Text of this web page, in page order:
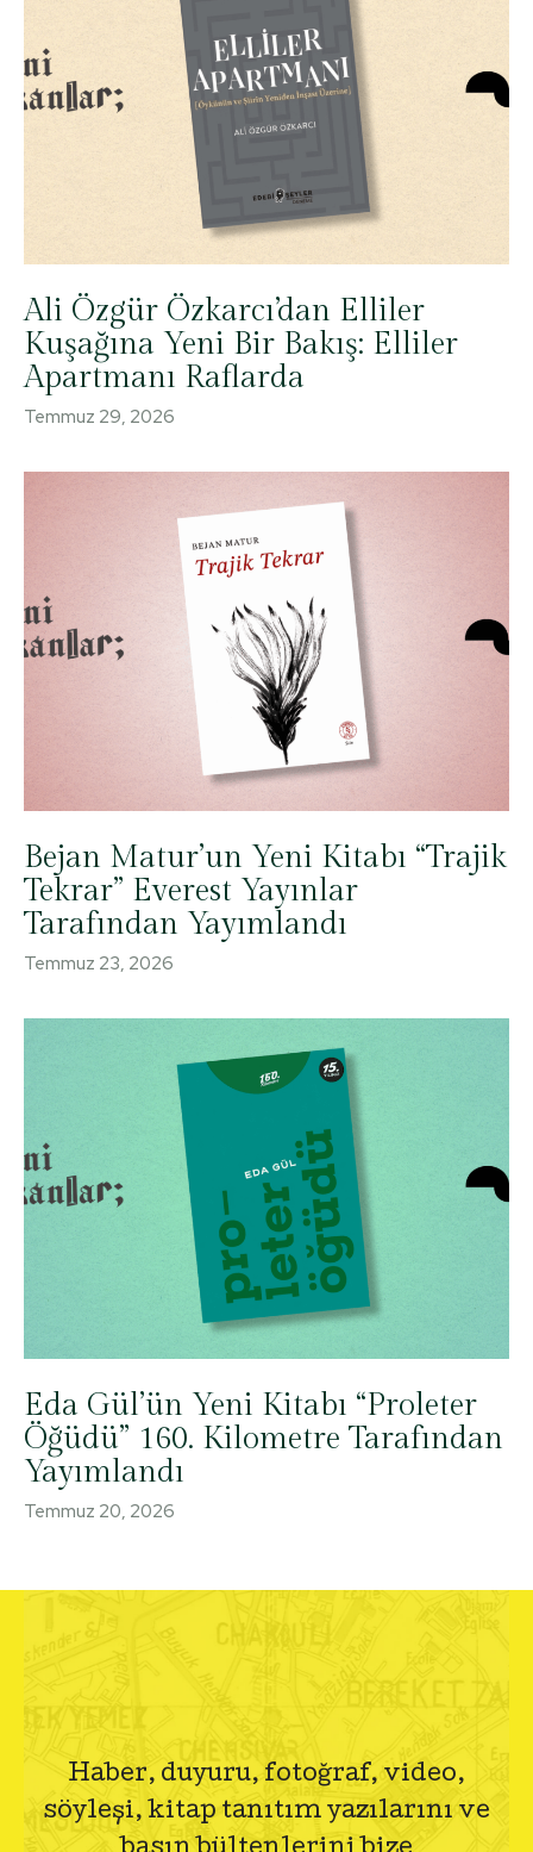
Ali Özgür Özkarcı’dan Elliler
Kuşağına Yeni Bir Bakış: Elliler
Apartmanı Raflarda
Temmuz 29, 2026
Bejan Matur’un Yeni Kitabı “Trajik
Tekrar” Everest Yayınlar
Tarafından Yayımlandı
Temmuz 23, 2026
Eda Gül’ün Yeni Kitabı “Proleter
Öğüdü” 160. Kilometre Tarafından
Yayımlandı
Temmuz 20, 2026
Haber, duyuru, fotoğraf, video,
söyleşi, kitap tanıtım yazılarını ve